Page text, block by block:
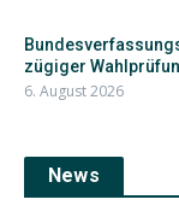
zügiger
6. August 2026
News